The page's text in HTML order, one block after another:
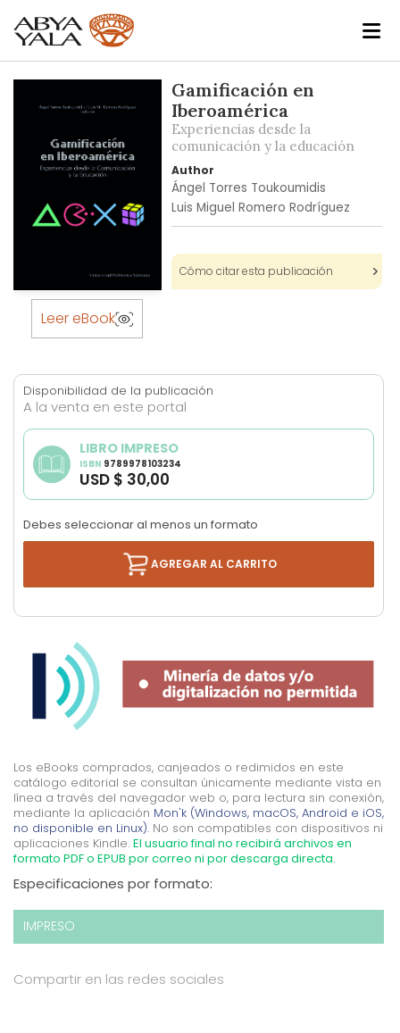
images
gallery
Skip
the
of
the
images
gallery
Leer eBook
Gamificación en
Iberoamérica
Experiencias desde la
comunicación y la educación
Author
Ángel Torres Toukoumidis
Luis Miguel Romero Rodríguez
Cómo citar esta publicación
Disponibilidad de la publicación
A la venta en este portal
LIBRO IMPRESO
ISBN 9789978103234
USD $ 30,00
Debes seleccionar al menos un formato
AGREGAR AL CARRITO
Los eBooks comprados, canjeados o redimidos en este
catálogo editorial se consultan únicamente mediante vista en
línea a través del navegador web o, para lectura sin conexión,
mediante la aplicación Mon'k (Windows, macOS, Android e iOS,
no disponible en Linux). No son compatibles con dispositivos ni
aplicaciones Kindle. El usuario final no recibirá archivos en
formato PDF o EPUB por correo ni por descarga directa.
Especificaciones por formato:
IMPRESO
Compartir en las redes sociales